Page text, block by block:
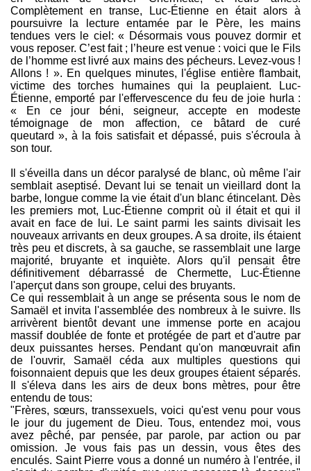
Complètement en transe, Luc-Étienne en était alors à
poursuivre la lecture entamée par le Père, les mains
tendues vers le ciel: « Désormais vous pouvez dormir et
vous reposer. C’est fait ; l’heure est venue : voici que le Fils
de l’homme est livré aux mains des pécheurs. Levez-vous !
Allons ! ». En quelques minutes, l'église entière flambait,
victime des torches humaines qui la peuplaient. Luc-
Étienne, emporté par l'effervescence du feu de joie hurla :
« En ce jour béni, seigneur, accepte en modeste
témoignage de mon affection, ce bâtard de curé
queutard », à la fois satisfait et dépassé, puis s'écroula à
son tour.
Il s'éveilla dans un décor paralysé de blanc, où même l'air
semblait aseptisé. Devant lui se tenait un vieillard dont la
barbe, longue comme la vie était d'un blanc étincelant. Dès
les premiers mot, Luc-Étienne comprit où il était et qui il
avait en face de lui. Le saint parmi les saints divisait les
nouveaux arrivants en deux groupes. A sa droite, ils étaient
très peu et discrets, à sa gauche, se rassemblait une large
majorité, bruyante et inquiète. Alors qu'il pensait être
définitivement débarrassé de Chermette, Luc-Étienne
l'aperçut dans son groupe, celui des bruyants.
Ce qui ressemblait à un ange se présenta sous le nom de
Samaël et invita l'assemblée des nombreux à le suivre. Ils
arrivèrent bientôt devant une immense porte en acajou
massif doublée de fonte et protégée de part et d'autre par
deux puissantes herses. Pendant qu'on manœuvrait afin
de l'ouvrir, Samaël céda aux multiples questions qui
foisonnaient depuis que les deux groupes étaient séparés.
Il s'éleva dans les airs de deux bons mètres, pour être
entendu de tous:
"Frères, sœurs, transsexuels, voici qu'est venu pour vous
le jour du jugement de Dieu. Tous, entendez moi, vous
avez pêché, par pensée, par parole, par action ou par
omission. Je vous fais pas un dessin, vous êtes des
enculés. Saint Pierre vous a donné un numéro à l'entrée, il